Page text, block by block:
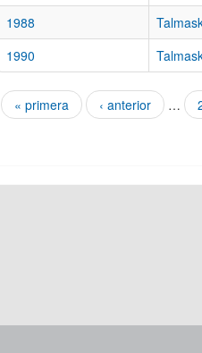
1988
1990
Páginas
« primera ‹ anterior …